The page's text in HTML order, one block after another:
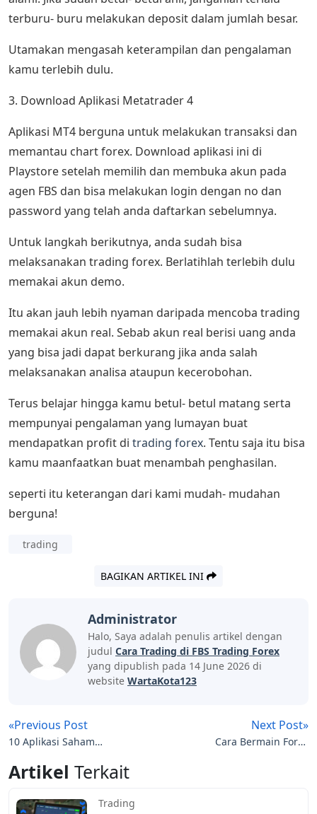
terburu- buru melakukan deposit dalam jumlah besar.
Utamakan mengasah keterampilan dan pengalaman
kamu terlebih dulu.
3. Download Aplikasi Metatrader 4
Aplikasi MT4 berguna untuk melakukan transaksi dan
memantau chart forex. Download aplikasi ini di
Playstore setelah memilih dan membuka akun pada
agen FBS dan bisa melakukan login dengan no dan
password yang telah anda daftarkan sebelumnya.
Untuk langkah berikutnya, anda sudah bisa
melaksanakan trading forex. Berlatihlah terlebih dulu
memakai akun demo.
Itu akan jauh lebih nyaman daripada mencoba trading
memakai akun real. Sebab akun real berisi uang anda
yang bisa jadi dapat berkurang jika anda salah
melaksanakan analisa ataupun kecerobohan.
Terus belajar hingga kamu betul- betul matang serta
mempunyai pengalaman yang lumayan buat
mendapatkan profit di trading forex. Tentu saja itu bisa
kamu maanfaatkan buat menambah penghasilan.
seperti itu keterangan dari kami mudah- mudahan
berguna!
trading
BAGIKAN ARTIKEL INI
Administrator
Halo, Saya adalah penulis artikel dengan
judul Cara Trading di FBS Trading Forex
yang dipublish pada 14 June 2026 di
website WartaKota123
«Previous Post
10 Aplikasi Saham
Next Post»
Cara Bermain Forex
Artikel Terkait
Trading